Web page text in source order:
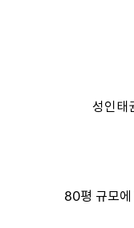
성인태
80평 규모